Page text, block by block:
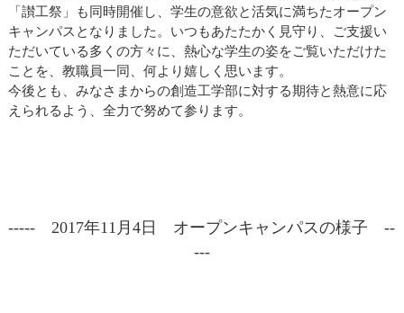
「讃工祭」も同時開催し、学生の意欲と活気に満ちたオープン
キャンパスとなりました。いつもあたたかく見守り、ご支援い
ただいている多くの方々に、熱心な学生の姿をご覧いただけた
ことを、教職員一同、何より嬉しく思います。
今後とも、みなさまからの創造工学部に対する期待と熱意に応
えられるよう、全力で努めて参ります。
----- 2017年11月4日 オープンキャンパスの様子 --
---